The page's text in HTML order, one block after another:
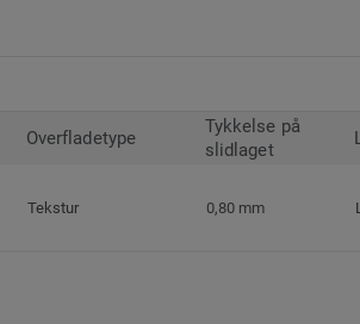
Overfladetype
Tykkelse på
slidlaget
Tekstur 0,80 mm